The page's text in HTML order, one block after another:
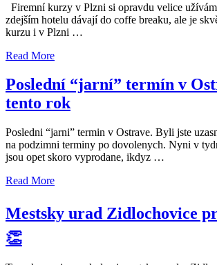
Firemní kurzy v Plzni si opravdu velice
zdejším hotelu dávají do coffe breaku, ale je
kurzu i v Plzni …
Read More
Poslední “jarní” termín v
tento rok
Posledni “jarni” termin v Ostrave. Byli jste
na podzimni terminy po dovolenych. Nyni v
jsou opet skoro vyprodane, ikdyz …
Read More
Mestsky urad Zidlochovice
👏